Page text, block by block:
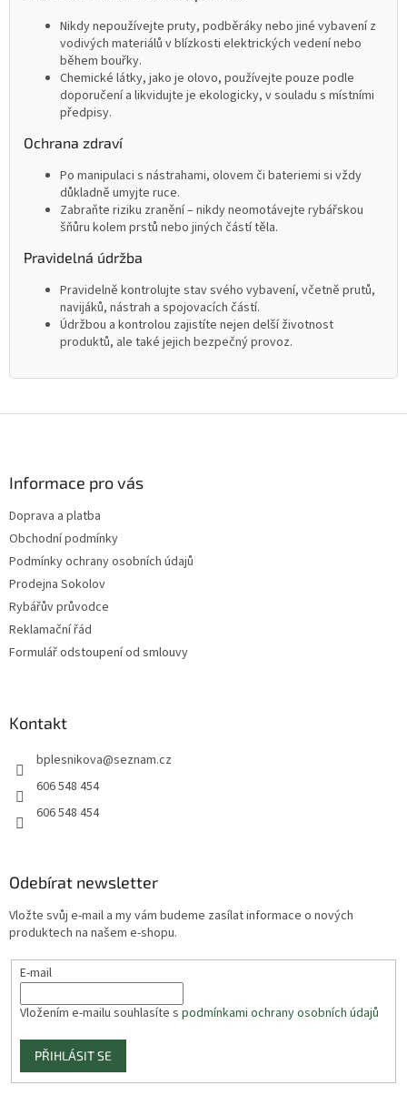
Nikdy nepoužívejte pruty, podběráky nebo jiné vybavení z
vodivých materiálů v blízkosti elektrických vedení nebo
během bouřky.
Chemické látky, jako je olovo, používejte pouze podle
doporučení a likvidujte je ekologicky, v souladu s místními
předpisy.
Ochrana zdraví
Po manipulaci s nástrahami, olovem či bateriemi si vždy
důkladně umyjte ruce.
Zabraňte riziku zranění – nikdy neomotávejte rybářskou
šňůru kolem prstů nebo jiných částí těla.
Pravidelná údržba
Pravidelně kontrolujte stav svého vybavení, včetně prutů,
navijáků, nástrah a spojovacích částí.
Údržbou a kontrolou zajistíte nejen delší životnost
produktů, ale také jejich bezpečný provoz.
Informace pro vás
Doprava a platba
Obchodní podmínky
Podmínky ochrany osobních údajů
Prodejna Sokolov
Rybářův průvodce
Reklamační řád
Formulář odstoupení od smlouvy
Kontakt
bplesnikova@seznam.cz
606 548 454
606 548 454
Odebírat newsletter
Vložte svůj e-mail a my vám budeme zasílat informace o nových
produktech na našem e-shopu.
E-mail
Vložením e-mailu souhlasíte s podmínkami ochrany osobních údajů
PŘIHLÁSIT SE